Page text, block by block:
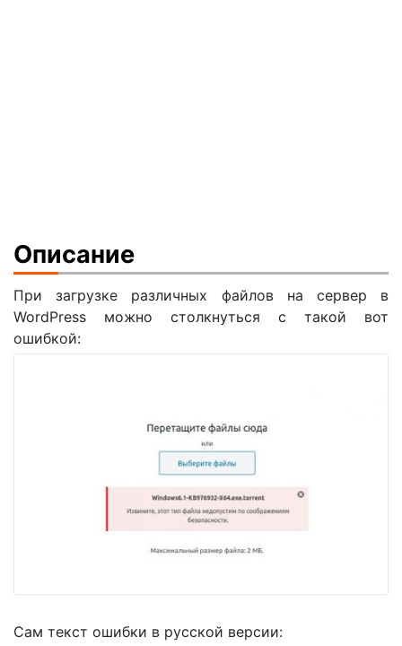
Описание
При загрузке различных файлов на сервер в
WordPress можно столкнуться с такой вот
ошибкой:
Сам текст ошибки в русской версии: